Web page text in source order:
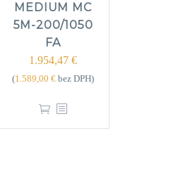
MEDIUM MC
5M-200/1050
FA
1.954,47 €
(1.589,00 € bez DPH)